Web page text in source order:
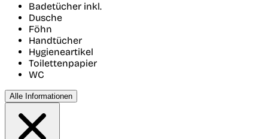
Badetücher inkl.
Dusche
Föhn
Handtücher
Hygieneartikel
Toilettenpapier
WC
Alle Informationen